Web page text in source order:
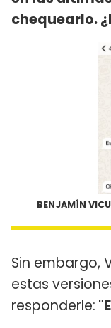
chequearlo.
BENJAMÍN
Sin embargo,
estas
responderle: